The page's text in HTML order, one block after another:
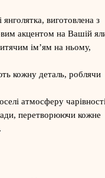
виготовлена з
акцентом на Вашій
ім’ям на ньому,
кожну деталь, роблячи
атмосферу
перетворюючи кожне